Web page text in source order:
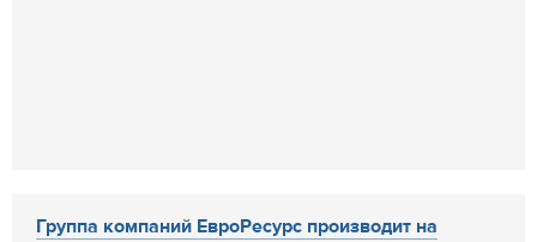
Группа компаний ЕвроРесурс производит на